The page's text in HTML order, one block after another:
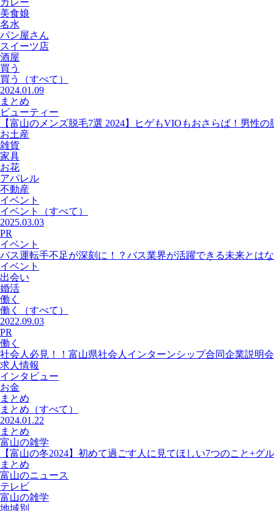
カレー
美食娘
名水
パン屋さん
スイーツ店
酒屋
買う
買う
（すべて）
2024.01.09
まとめ
ビューティー
【富山のメンズ脱毛7選 2024】ヒゲもVIOもおさらば！男性
お土産
雑貨
家具
お花
アパレル
不動産
イベント
イベント
（すべて）
2025.03.03
PR
イベント
バス運転手不足が深刻に！？バス業界が活躍できる未来とは
イベント
出会い
婚活
働く
働く
（すべて）
2022.09.03
PR
働く
社会人必見！！富山県社会人インターンシップ合同企業説明会
求人情報
インタビュー
お金
まとめ
まとめ （すべて）
2024.01.22
まとめ
富山の雑学
【富山の冬2024】初めて過ごす人に見てほしい7つのこと+グ
まとめ
富山のニュース
テレビ
富山の雑学
地域別